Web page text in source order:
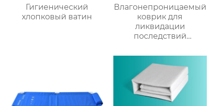
Гигиенический
хлопковый ватин
Влагонепроницаемый
коврик для
ликвидации
последствий